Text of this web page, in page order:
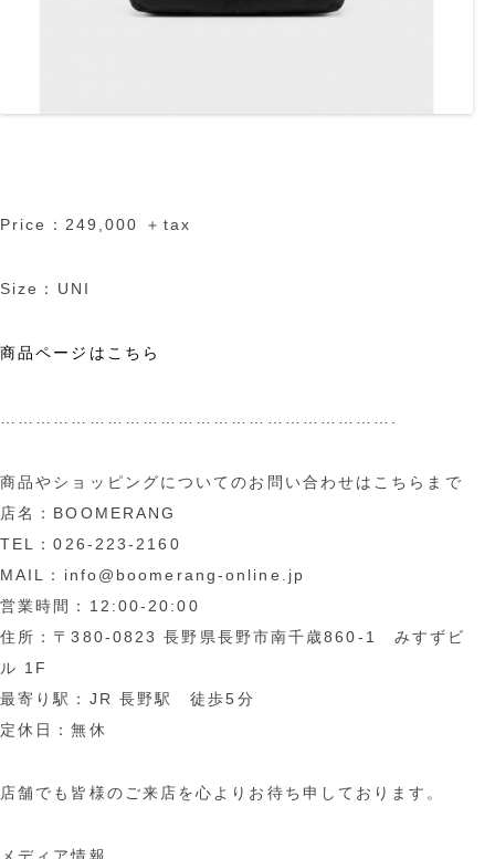
Price：249,000 ＋tax
Size：UNI
商品ページはこちら
………………………………………………………….
商品やショッピングについてのお問い合わせはこちらまで
店名：BOOMERANG
TEL：026-223-2160
MAIL：info@boomerang-online.jp
営業時間：12:00-20:00
住所：〒380-0823 長野県長野市南千歳860-1 みすずビ
ル 1F
最寄り駅：JR 長野駅 徒歩5分
定休日：無休
店舗でも皆様のご来店を心よりお待ち申しております。